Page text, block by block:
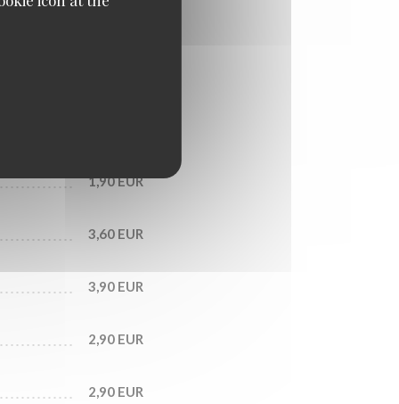
1,90 EUR
3,60 EUR
3,90 EUR
2,90 EUR
2,90 EUR